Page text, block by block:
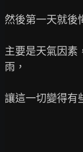
然後第一天就後
主要是天氣因素
雨，
讓這一切變得有